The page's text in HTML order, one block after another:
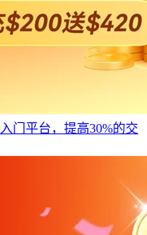
门平台，提高30%的交